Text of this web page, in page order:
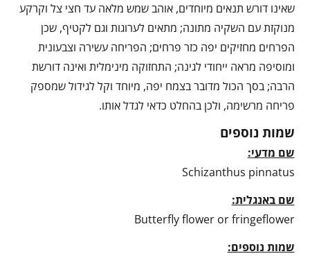
שאינו דורש תנאים מיוחדים, אוהב שמש מלאה עד חצי צל וקרקע
מנוקזת עם השקיה מתונה; מתאים לערוגות וגם לקטיף, שכן
הפרחים מחזיקים יפה כזר פרחים; הפריחה עשירה וצבעונית
ומוסיפה מראה ייחודי לגינה; התחזוקה מינימלית ואינה דורשת
הרבה; בסך הכול מדובר בצמח יפה, מיוחד וקל לגידול שמספק
פריחה מרשימה, ולכן בהחלט כדאי לגדל אותו.
שמות נוספים
שם מדעי:
Schizanthus pinnatus
שם באנגלית:
Butterfly flower or fringeflower
שמות נוספים: